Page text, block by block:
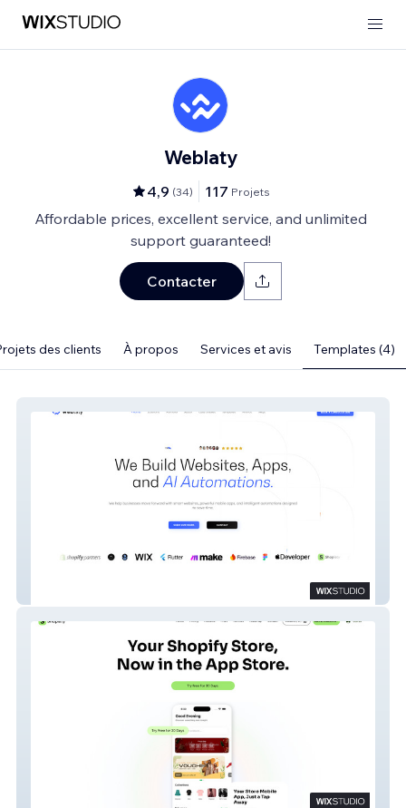
Weblaty
4,9 (34) 117 Projets
Affordable prices, excellent service, and unlimited
support guaranteed!
Contacter
des clients À propos Services et avis Templates (4)